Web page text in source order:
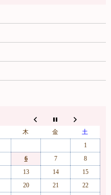
木 金
土
1
6 7
8
13 14
15
20 21 22